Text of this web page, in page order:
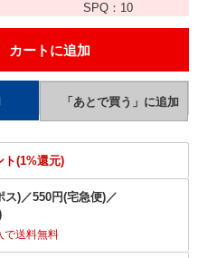
SPQ： 10
ト(1%還元)
ス)／550円(宅急便)／
で送料無料